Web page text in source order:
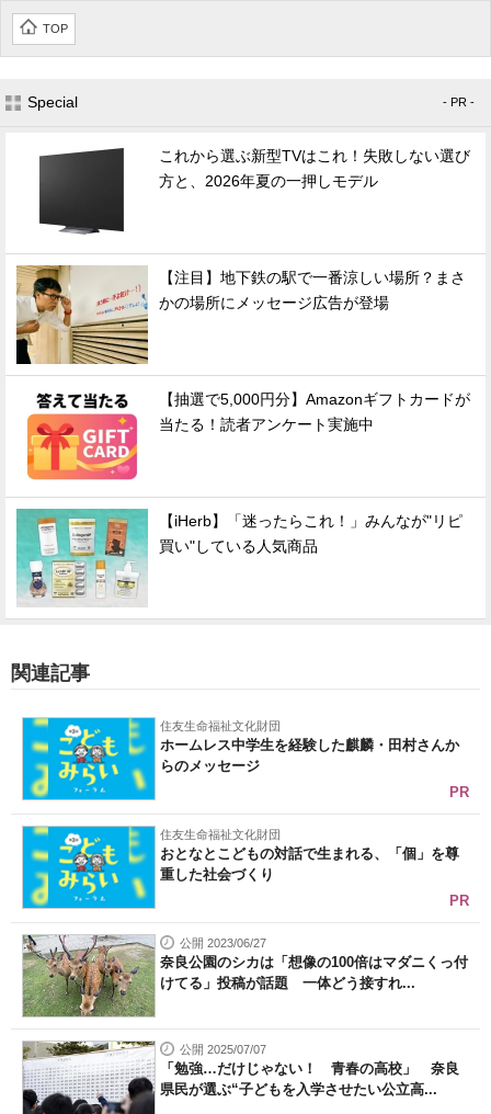
TOP
Special - PR -
これから選ぶ新型TVはこれ！失敗しない選び
方と、2026年夏の一押しモデル
【注目】地下鉄の駅で一番涼しい場所？まさ
かの場所にメッセージ広告が登場
【抽選で5,000円分】Amazonギフトカードが
当たる！読者アンケート実施中
【iHerb】「迷ったらこれ！」みんなが"リピ
買い"している人気商品
関連記事
住友生命福祉文化財団
ホームレス中学生を経験した麒麟・田村さんか
らのメッセージ
PR
住友生命福祉文化財団
おとなとこどもの対話で生まれる、「個」を尊
重した社会づくり
PR
公開 2023/06/27
奈良公園のシカは「想像の100倍はマダニくっ付
けてる」投稿が話題 一体どう接すれ...
公開 2025/07/07
「勉強…だけじゃない！ 青春の高校」 奈良
県民が選ぶ“子どもを入学させたい公立高...